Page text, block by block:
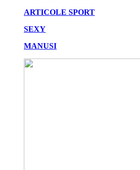
ARTICOLE SPORT
SEXY
MANUSI